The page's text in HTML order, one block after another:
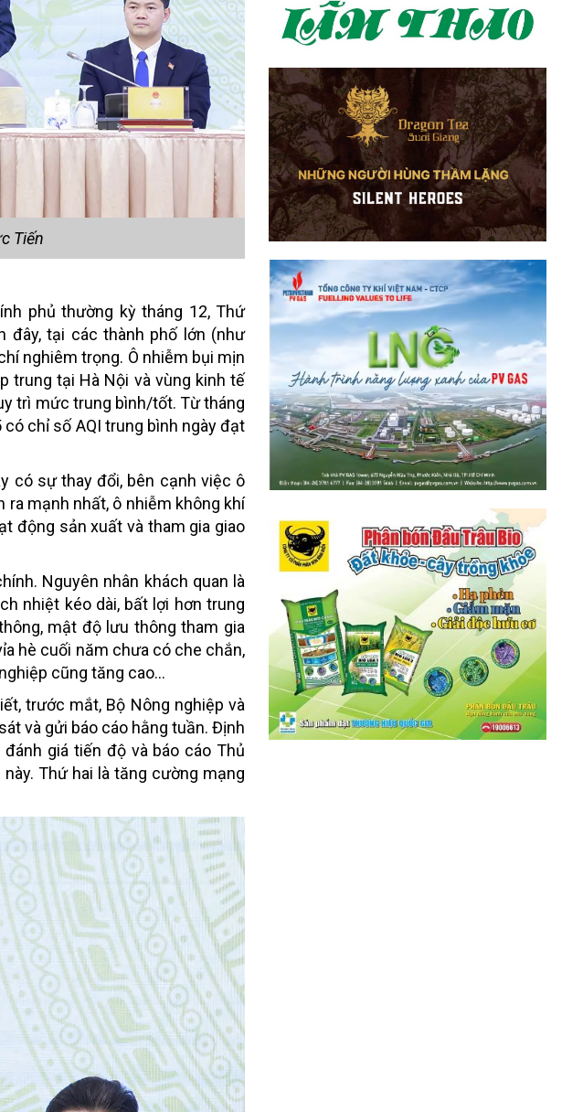
Tiến
phủ thường kỳ tháng 12, Thứ
đây, tại các thành phố lớn (như
nghiêm trọng. Ô nhiễm bụi mịn
trung tại Hà Nội và vùng kinh tế
trì mức trung bình/tốt. Từ tháng
chỉ số AQI trung bình ngày đạt
có sự thay đổi, bên cạnh việc ô
mạnh nhất, ô nhiễm không khí
động sản xuất và tham gia giao
Nguyên nhân khách quan là
nhiệt kéo dài, bất lợi hơn trung
mật độ lưu thông tham gia
hè cuối năm chưa có che chắn,
cũng tăng cao...
trước mắt, Bộ Nông nghiệp và
và gửi báo cáo hằng tuần. Định
giá tiến độ và báo cáo Thủ
Thứ hai là tăng cường mạng